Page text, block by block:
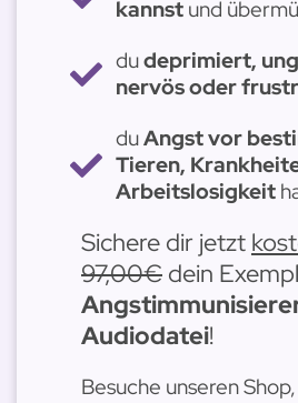
kannst und
dudeprimiert,
nervös oder
duAngst vor
Tieren,
Arbeitslosigkeit
Sichere dir jetzt
97,00€ dein
Audiodatei!
Besuche unseren